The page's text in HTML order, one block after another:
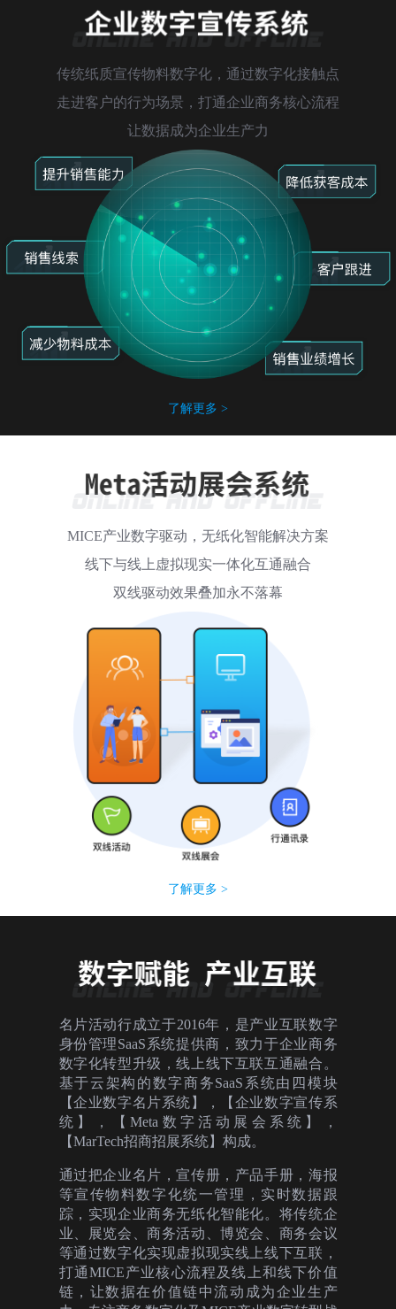
传统纸质宣传物料数字化，通过数字化接触点
走进客户的行为场景，打通企业商务核心流程
让数据成为企业生产力
了解更多 >
MICE产业数字驱动，无纸化智能解决方案
线下与线上虚拟现实一体化互通融合
双线驱动效果叠加永不落幕
了解更多 >
名片活动行成立于2016年，是产业互联数字
身份管理SaaS系统提供商，致力于企业商务
数字化转型升级，线上线下互联互通融合。
基于云架构的数字商务SaaS系统由四模块
【企业数字名片系统】，【企业数字宣传系
统】，【Meta数字活动展会系统】，
【MarTech招商招展系统】构成。
通过把企业名片，宣传册，产品手册，海报
等宣传物料数字化统一管理，实时数据跟
踪，实现企业商务无纸化智能化。将传统企
业、展览会、商务活动、博览会、商务会议
等通过数字化实现虚拟现实线上线下互联，
打通MICE产业核心流程及线上和线下价值
链，让数据在价值链中流动成为企业生产